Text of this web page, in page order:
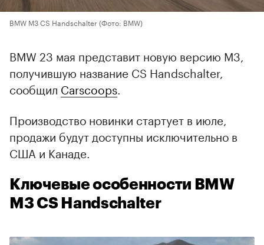
BMW M3 CS Handschalter (Фото: BMW)
BMW 23 мая представит новую версию M3,
получившую название CS Handschalter,
сообщил Carscoops
Производство новинки стартует в июле,
продажи будут доступны исключительно в
США и Канаде.
Ключевые особенности BMW
M3 CS Handschalter